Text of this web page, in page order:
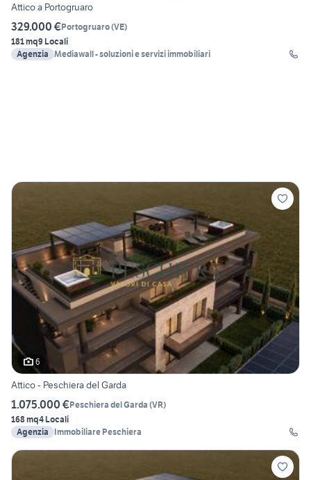
Attico a Portogruaro
329.000 €Portogruaro(VE)
181 mq9 Locali
Agenzia Mediawall - soluzioni e servizi immobiliari
6
Attico - Peschiera del Garda
1.075.000 €Peschiera del Garda (VR)
168 mq4 Locali
Agenzia
Immobiliare Peschiera